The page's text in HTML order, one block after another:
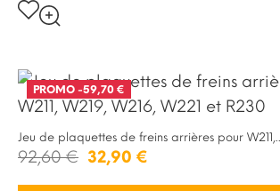
PROMO -59,70 €
Jeu de plaquettes de freins arrières pour W211,...
92,60 € 32,90 €